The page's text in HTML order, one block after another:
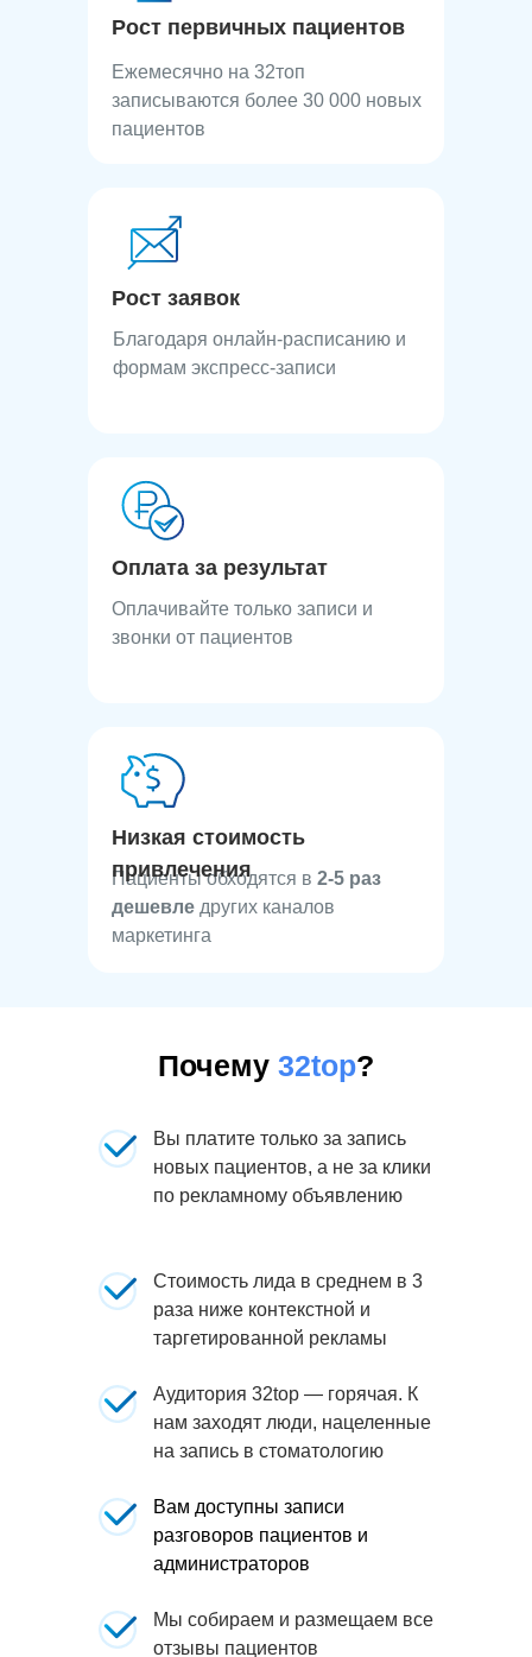
Пациенты обходятся в 2-5 раз
дешевле других каналов
маркетинга
Низкая стоимость
привлечения
Благодаря онлайн-расписанию и
формам экспресс-записи
Рост заявок
Рост первичных пациентов
Ежемесячно на 32топ
записываются более 30 000 новых
пациентов
Оплата за результат
Оплачивайте только записи и
звонки от пациентов
Вы платите только за запись
новых пациентов, а не за клики
по рекламному объявлению
Почему 32top?
Стоимость лида в среднем в 3
раза ниже контекстной и
таргетированной рекламы
Аудитория 32top — горячая. К
нам заходят люди, нацеленные
на запись в стоматологию
Вам доступны записи
разговоров пациентов и
администраторов
Мы собираем и размещаем все
отзывы пациентов